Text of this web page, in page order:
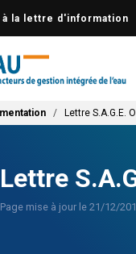
la lettre d'information
Lettre S.A.G.E.
Lettre
Page mise à jour le 21/12/